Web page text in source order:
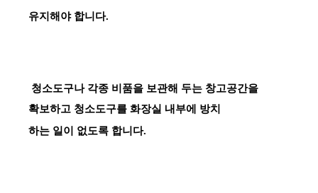
유지해야 합니다.
청소도구나 각종 비품을 보관해 두는 창고공간을
확보하고 청소도구를 화장실 내부에 방치
하는 일이 없도록 합니다.